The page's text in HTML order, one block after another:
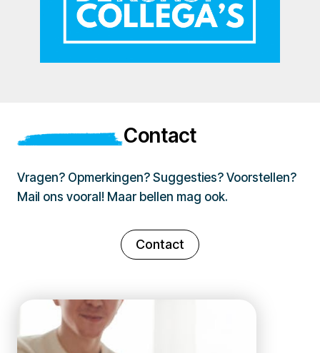
Contact
Vragen? Opmerkingen? Suggesties? Voorstellen?
Mail ons vooral! Maar bellen mag ook.
Contact